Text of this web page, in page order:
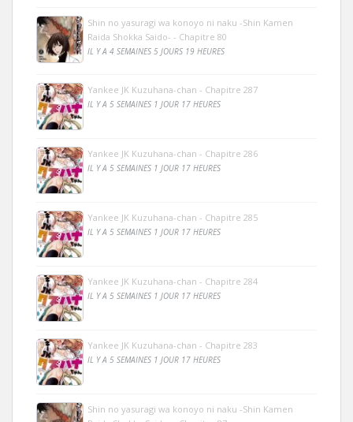
Shin no yasuragi wa konoyo ni naku -Shin Kamen
Raida Shokka Saido- - Chapitre 80
IL Y A 4 SEMAINES 5 JOURS 19 HEURES
Yankee JK Kuzuhana-chan - Chapitre 287
IL Y A 5 SEMAINES 1 JOUR 17 HEURES
Yankee JK Kuzuhana-chan - Chapitre 286
IL Y A 5 SEMAINES 1 JOUR 17 HEURES
Yankee JK Kuzuhana-chan - Chapitre 285
IL Y A 5 SEMAINES 1 JOUR 17 HEURES
Yankee JK Kuzuhana-chan - Chapitre 284
IL Y A 5 SEMAINES 1 JOUR 17 HEURES
Yankee JK Kuzuhana-chan - Chapitre 283
IL Y A 5 SEMAINES 1 JOUR 17 HEURES
Shin no yasuragi wa konoyo ni naku -Shin Kamen